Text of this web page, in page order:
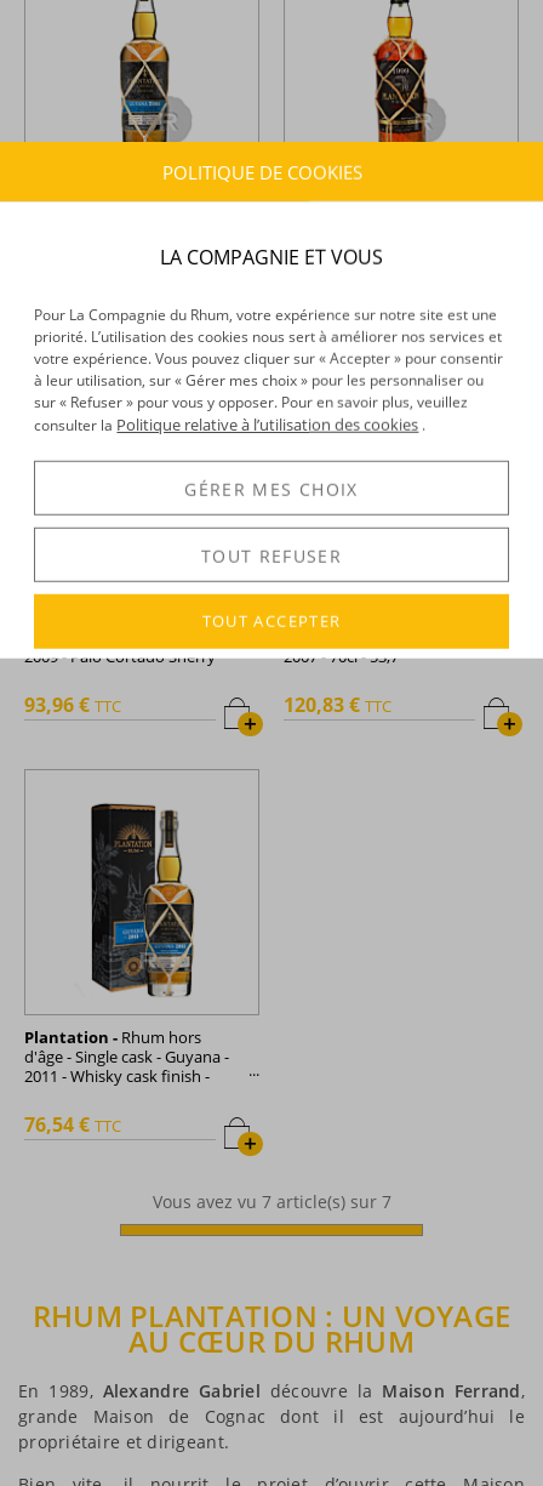
Plantation -Rhum hors
Plantation -Rhum hors
2009 - Palo Cortado Sherry
+
93,96 € TTC
Plantation -
2007 - 70cl - 53,7°
+
120,83 € TTC
Plantation - Rhum hors
d'âge - Single cask - Guyana -
2011 - Whisky cask finish -
+
76,54 € TTC
Vous avez vu 7article(s) sur 7
RHUM PLANTATION : UN VOYAGE
AU CŒUR DU RHUM
En 1989, Alexandre Gabriel découvre la Maison Ferrand,
grande Maison de Cognac dont il est aujourd’hui le
propriétaire et dirigeant.
POLITIQUE DE COOKIES
LA COMPAGNIE ET VOUS
Pour La Compagnie du Rhum, votre expérience sur notre site est une
priorité. L’utilisation des cookies nous sert à améliorer nos services et
votre expérience. Vous pouvez cliquer sur « Accepter » pour consentir
à leur utilisation, sur « Gérer mes choix » pour les personnaliser ou
sur « Refuser » pour vous y opposer. Pour en savoir plus, veuillez
consulter la Politique relative à l’utilisation des cookies .
GÉRER MES CHOIX
TOUT REFUSER
TOUT ACCEPTER